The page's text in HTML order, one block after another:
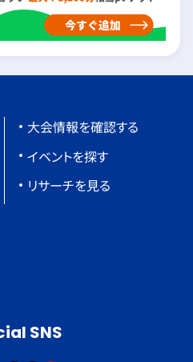
大会情報を確認する
イベントを探す
リサーチを見る
SNS